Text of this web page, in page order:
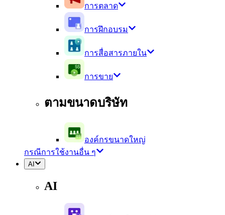
การตลาด
การฝึกอบรม
การสื่อสารภายใน
การขาย
ตามขนาดบริษัท
องค์กรขนาดใหญ่
กรณีการใช้งานอื่น ๆ
AI
AI